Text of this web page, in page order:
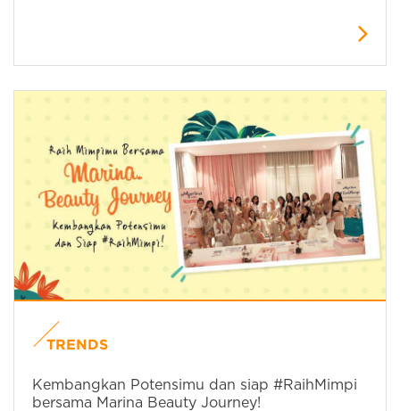
TRENDS
Kembangkan Potensimu dan siap #RaihMimpi
bersama Marina Beauty Journey!